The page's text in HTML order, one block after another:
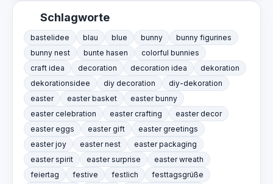
Schlagworte
bastelidee blau blue bunny
bunny figurines
bunny nest
bunte hasen
colorful bunnies
craft idea
decoration decoration idea
dekoration
dekorationsidee
diy decoration
diy-dekoration
easter
easter basket
easter bunny
easter celebration
easter crafting
easter decor
easter eggs
easter gift
easter greetings
easter joy
easter nest
easter packaging
easter spirit
easter surprise
easter wreath
feiertag
festive festlich festtagsgrüße